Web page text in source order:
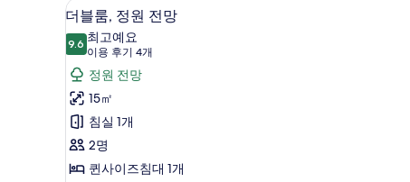
보
기
하
우
스
세
히
보
기
더
블
룸,
정
원
전
망
사
12
더블룸, 정원 전망
9.69.6점 만점 중 10점
최고예요
이용 후기 4개
(이
용
후
기
4
개)
정원 전망
15㎡
침실 1개
2명
퀸사이즈침대 1개